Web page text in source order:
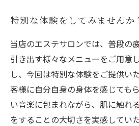
特別な体験をしてみませんか
当店のエステサロンでは、普段の
引き出す様々なメニューをご用意
し、今回は特別な体験をご提供い
客様に自分自身の身体を感じても
い音楽に包まれながら、肌に触れ
をすることの大切さを実感してい